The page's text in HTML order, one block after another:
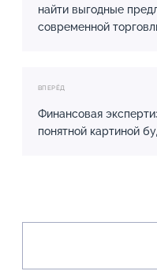
найти выгодные
современной
ВПЕРЁД
Финансовая
понятной картиной